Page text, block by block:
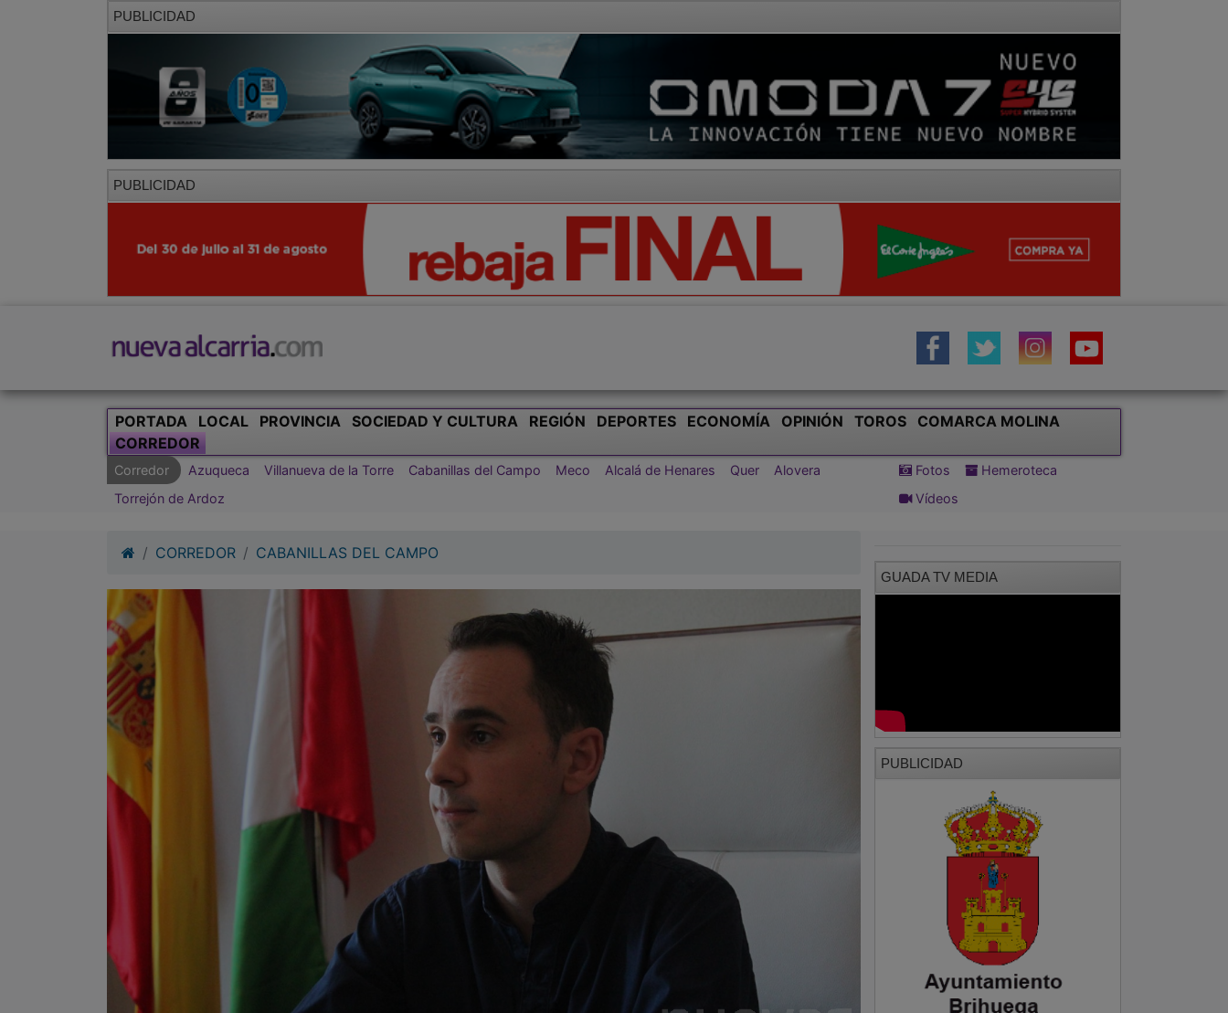
PUBLICIDAD
PUBLICIDAD
PORTADA LOCAL PROVINCIA SOCIEDAD Y CULTURA REGIÓN DEPORTES ECONOMÍA OPINIÓN TOROS
COMARCA MOLINA
CORREDOR
Corredor Azuqueca Villanueva de la Torre Cabanillas del Campo Meco Alcalá de Henares Quer
Alovera
Torrejón de Ardoz
Fotos
Hemeroteca
Vídeos
CORREDOR CABANILLAS DEL CAMPO
GUADA TV MEDIA
PUBLICIDAD